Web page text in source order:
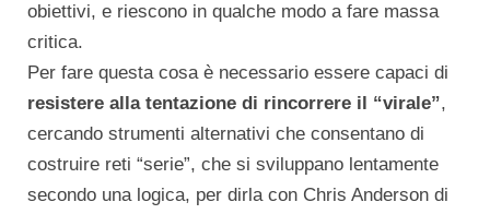
obiettivi, e riescono in qualche modo a fare massa
critica.
Per fare questa cosa è necessario essere capaci di
resistere alla tentazione di rincorrere il “virale”,
cercando strumenti alternativi che consentano di
costruire reti “serie”, che si sviluppano lentamente
secondo una logica, per dirla con Chris Anderson di